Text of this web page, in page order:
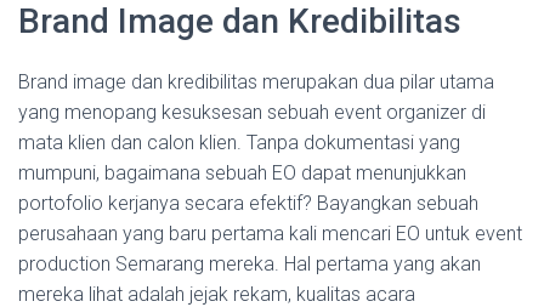
Brand Image dan Kredibilitas
Brand image dan kredibilitas merupakan dua pilar utama
yang menopang kesuksesan sebuah event organizer di
mata klien dan calon klien. Tanpa dokumentasi yang
mumpuni, bagaimana sebuah EO dapat menunjukkan
portofolio kerjanya secara efektif? Bayangkan sebuah
perusahaan yang baru pertama kali mencari EO untuk event
production Semarang mereka. Hal pertama yang akan
mereka lihat adalah jejak rekam, kualitas acara